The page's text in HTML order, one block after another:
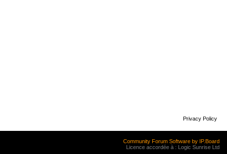
Privacy Policy
Community Forum Software by IP.Board
Licence accordée à : Logic Sunrise Ltd